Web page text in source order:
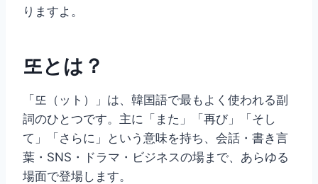
りますよ。
또とは？
「또（ット）」は、韓国語で最もよく使われる副
詞のひとつです。主に「また」「再び」「そし
て」「さらに」という意味を持ち、会話・書き言
葉・SNS・ドラマ・ビジネスの場まで、あらゆる
場面で登場します。